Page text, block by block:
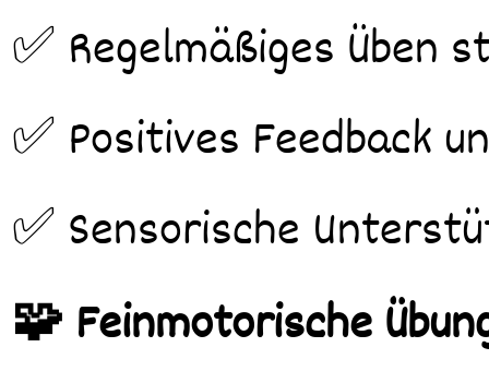
✅ Regelmäßiges Üben
✅ Positives Feedback
✅ Sensorische
🧩 Feinmotorische